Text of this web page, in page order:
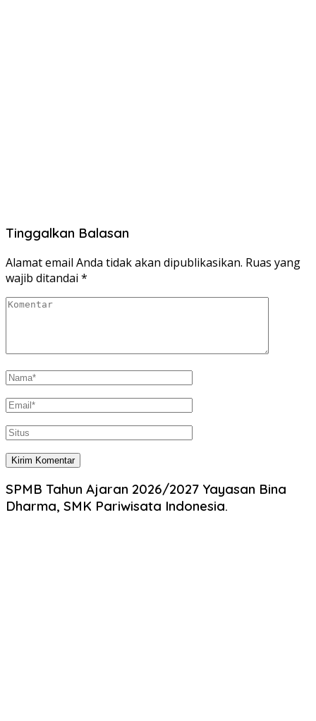
Tinggalkan Balasan
Alamat email Anda tidak akan dipublikasikan. Ruas yang
wajib ditandai *
SPMB Tahun Ajaran 2026/2027 Yayasan Bina
Dharma, SMK Pariwisata Indonesia.